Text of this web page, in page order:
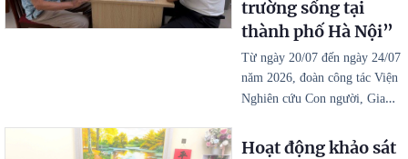
trường sống tại
thành phố Hà Nội”
Từ ngày 20/07 đến ngày 24/07
năm 2026, đoàn công tác Viện
Nghiên cứu Con người, Gia…
Hoạt động khảo sát